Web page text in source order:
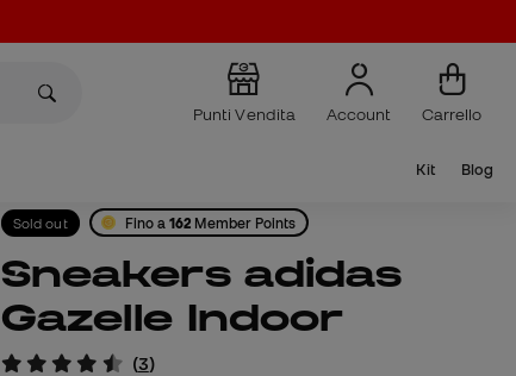
Punti Vendita Account Carrello
Kit Blog
Sold out Fino a162 Member Points
Sneakers adidas
Gazelle Indoor
(3)